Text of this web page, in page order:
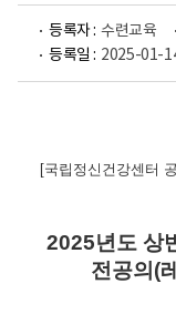
등록자 : 수련교육
등록일 : 2025-01-
[국립정신건강센터
2025년도 상
전공의(